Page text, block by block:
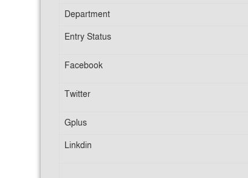
Department
Entry Status
Facebook
Twitter
Gplus
Linkdin